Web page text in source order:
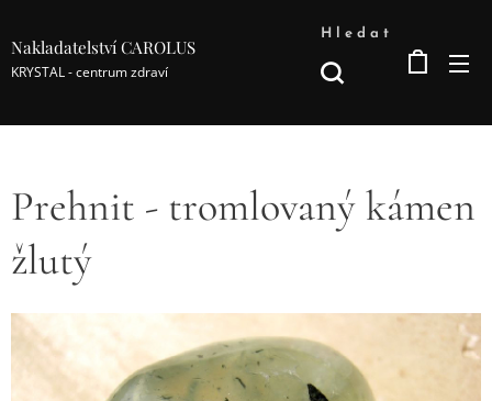
Nakladatelství CAROLUS
KRYSTAL - centrum zdraví
Hledat
Prehnit - tromlovaný kámen
žlutý